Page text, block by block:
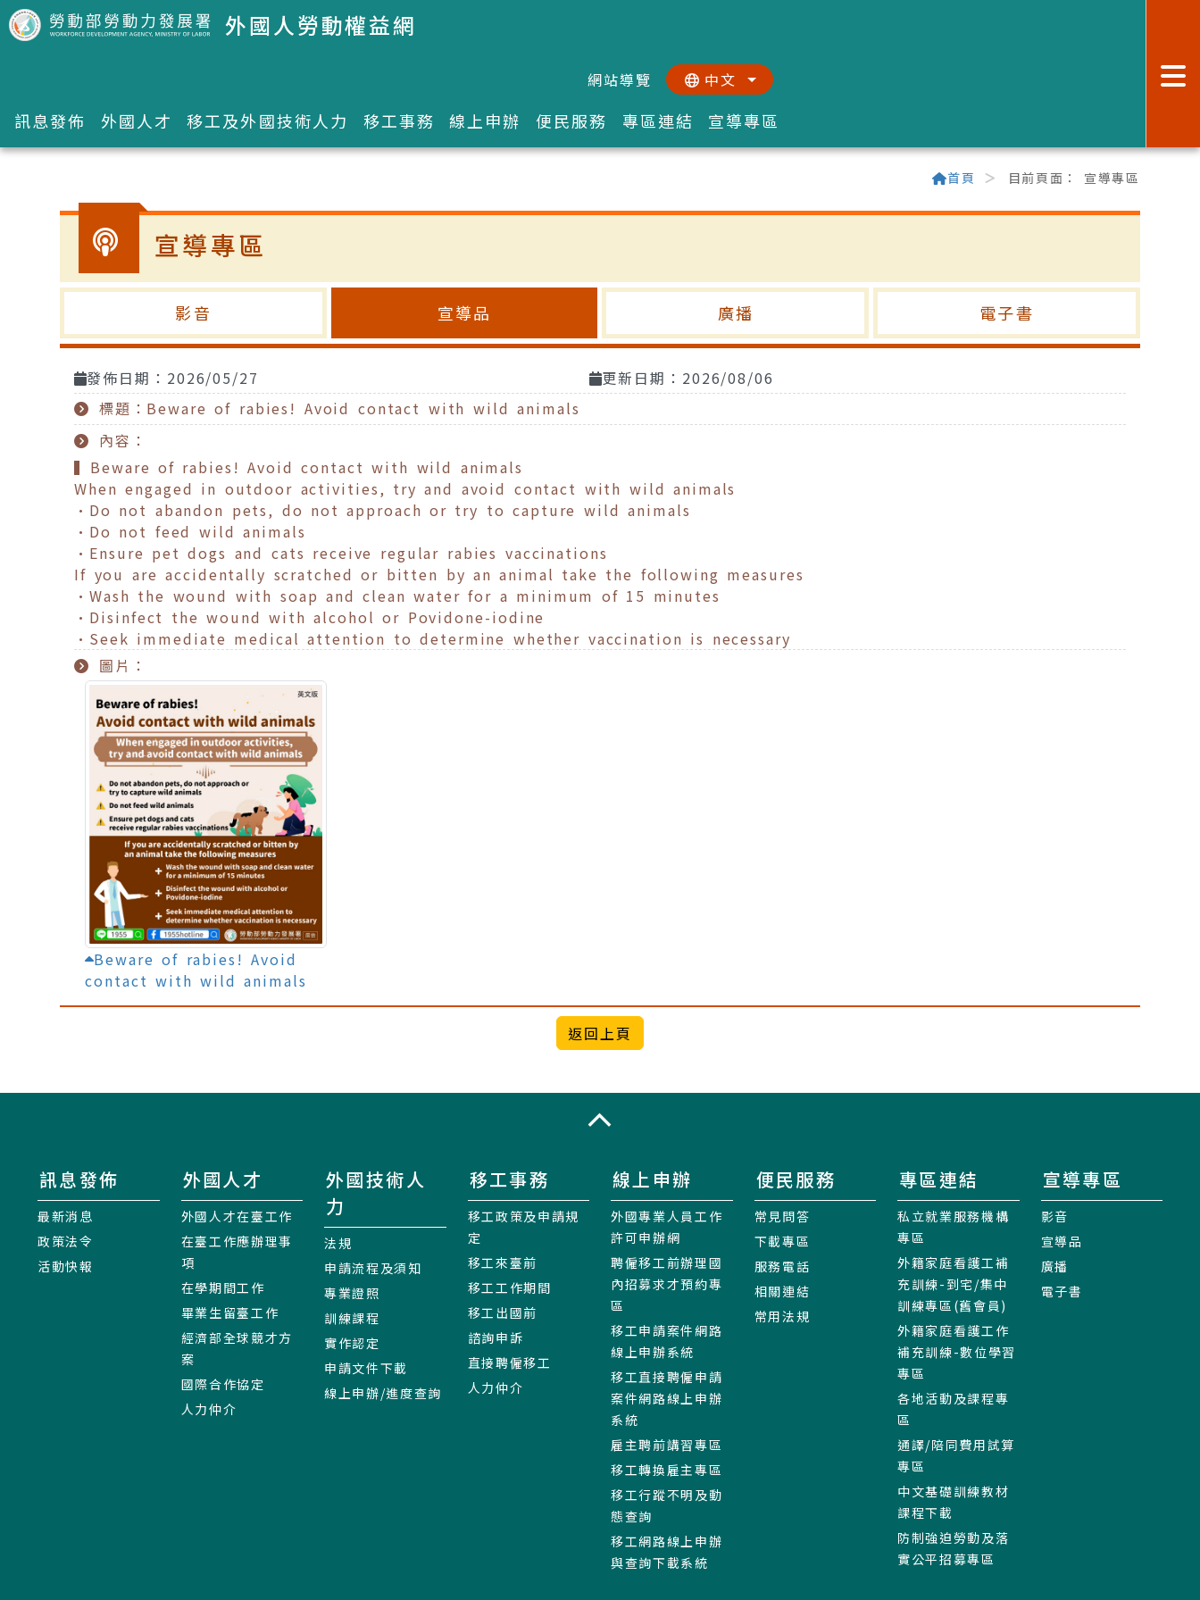
跳到主要內容區塊 外國人勞動權益網
:::網站導覽 中文
訊息發佈 外國人才 移工及外國技術人力 移工事務 線上申辦 便民服務 專區連結 宣導專區
首頁 目前頁面： 宣導專區
宣導專區
影音 宣導品 廣播 電子書
發佈日期：2026/05/27
更新日期：2026/08/06
標題：Beware of rabies! Avoid contact with wild animals
內容：
▍Beware of rabies! Avoid contact with wild animals
When engaged in outdoor activities, try and avoid contact with wild animals
•Do not abandon pets, do not approach or try to capture wild animals
•Do not feed wild animals
•Ensure pet dogs and cats receive regular rabies vaccinations
If you are accidentally scratched or bitten by an animal take the following measures
•Wash the wound with soap and clean water for a minimum of 15 minutes
•Disinfect the wound with alcohol or Povidone-iodine
•Seek immediate medical attention to determine whether vaccination is necessary
圖片：
Beware of rabies! Avoid
contact with wild animals
訊息發佈
最新消息
政策法令
活動快報
外國人才
外國人才在臺工作
在臺工作應辦理事
項
在學期間工作
畢業生留臺工作
經濟部全球競才方
案
國際合作協定
人力仲介
外國技術人
力
法規
申請流程及須知
專業證照
訓練課程
實作認定
申請文件下載
線上申辦/進度查詢
移工事務
移工政策及申請規
定
移工來臺前
移工工作期間
移工出國前
諮詢申訴
直接聘僱移工
人力仲介
線上申辦
外國專業人員工作
許可申辦網
聘僱移工前辦理國
內招募求才預約專
區
移工申請案件網路
線上申辦系統
移工直接聘僱申請
案件網路線上申辦
系統
雇主聘前講習專區
移工轉換雇主專區
移工行蹤不明及動
態查詢
移工網路線上申辦
與查詢下載系統
便民服務
常見問答
下載專區
服務電話
相關連結
常用法規
專區連結
私立就業服務機構
專區
外籍家庭看護工補
充訓練-到宅/集中
訓練專區(舊會員)
外籍家庭看護工作
補充訓練-數位學習
專區
各地活動及課程專
區
通譯/陪同費用試算
專區
中文基礎訓練教材
課程下載
防制強迫勞動及落
實公平招募專區
宣導專區
影音
宣導品
廣播
電子書